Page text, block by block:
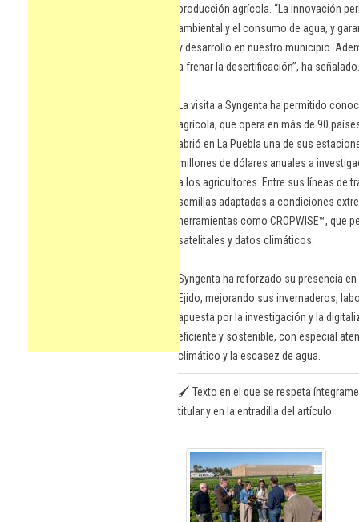
producción agrícola. “La innovación
ambiental y el consumo de agua, y
y desarrollo en nuestro municipio.
a frenar la desertificación”, ha señalado.
La visita a Syngenta ha permitido
agrícola, que opera en más de 90
abrió en La Puebla una de sus
millones de dólares anuales a
a los agricultores. Entre sus líneas de
semillas adaptadas a condiciones
herramientas como CROPWISE™, que
satelitales y datos climáticos.
Syngenta ha reforzado su presencia
Ejido, mejorando sus invernaderos,
apuesta por la investigación y la
eficiente y sostenible, con especial
climático y la escasez de agua.
🖌️ Texto en el que se respeta
titular y en la entradilla del artículo